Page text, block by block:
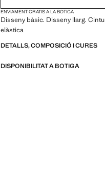
ENVIAMENT GRATIS A LA BOTIGA
Disseny bàsic. Disseny llarg.
elàstica
DETALLS, COMPOSICIÓ I CURES
DISPONIBILITAT A BOTIGA